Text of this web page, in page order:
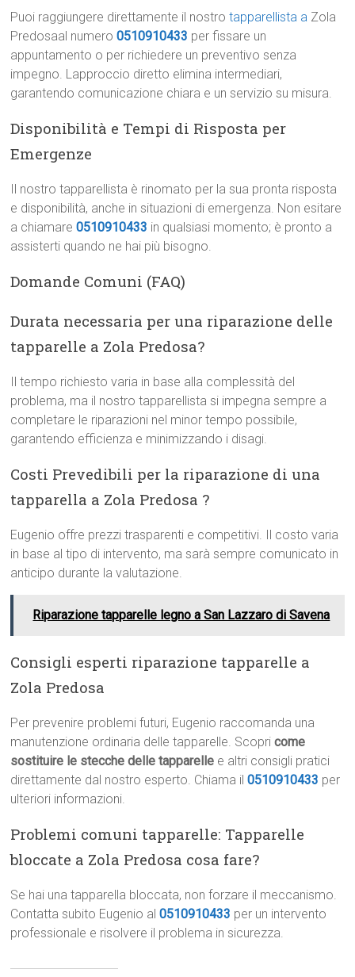
Puoi raggiungere direttamente il nostrotapparellista a Zola
Predosaal numero0510910433 per fissare un
appuntamento o per richiedere un preventivo senza
impegno. Lapproccio diretto elimina intermediari,
garantendo comunicazione chiara e un servizio su misura.
Disponibilità e Tempi di Risposta per
Emergenze
Il nostro tapparellista è rinomato per la sua pronta risposta
e disponibilità, anche in situazioni di emergenza. Non esitare
a chiamare0510910433 in qualsiasi momento; è pronto a
assisterti quando ne hai più bisogno.
Domande Comuni (FAQ)
Durata necessaria per una riparazione delle
tapparelle a Zola Predosa?
Il tempo richiesto varia in base alla complessità del
problema, ma il nostro tapparellista si impegna sempre a
completare le riparazioni nel minor tempo possibile,
garantendo efficienza e minimizzando i disagi.
Costi Prevedibili per la riparazione di una
tapparella a Zola Predosa ?
Eugenio offre prezzi trasparenti e competitivi. Il costo varia
in base al tipo di intervento, ma sarà sempre comunicato in
anticipo durante la valutazione.
Riparazione tapparelle legno a San Lazzaro di Savena
Consigli esperti riparazione tapparelle a
Zola Predosa
Per prevenire problemi futuri, Eugenio raccomanda una
manutenzione ordinaria delle tapparelle. Scopricome
sostituire le stecche delle tapparelle e altri consigli pratici
direttamente dal nostro esperto. Chiama il0510910433 per
ulteriori informazioni.
Problemi comuni tapparelle: Tapparelle
bloccate a Zola Predosa cosa fare?
Se hai una tapparella bloccata, non forzare il meccanismo.
Contatta subito Eugenio al0510910433 per un intervento
professionale e risolvere il problema in sicurezza.